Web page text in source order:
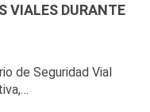
VIALES DURANTE
de Seguridad Vial